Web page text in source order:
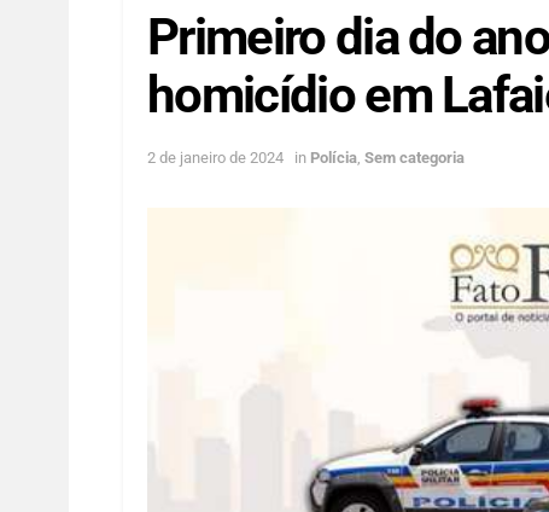
Primeiro dia do
homicídio em
2 de janeiro de 2024 in Polícia Sem categoria